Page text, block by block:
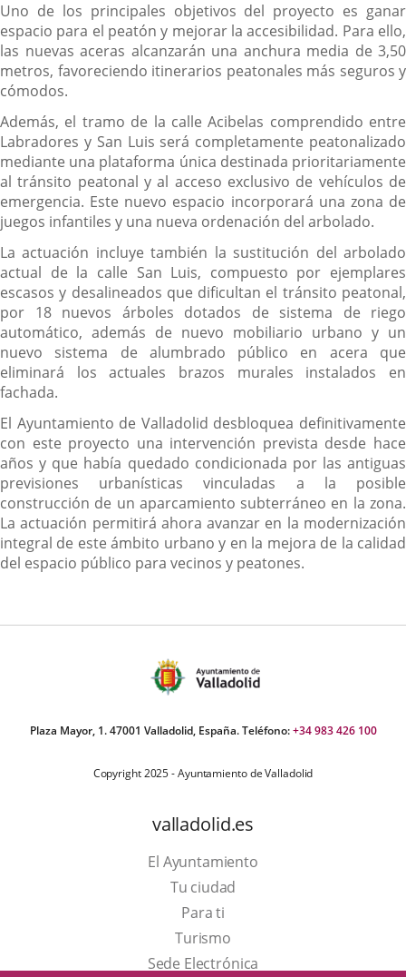
Uno de los principales objetivos del proyecto es ganar
espacio para el peatón y mejorar la accesibilidad. Para ello,
las nuevas aceras alcanzarán una anchura media de 3,50
metros, favoreciendo itinerarios peatonales más seguros y
cómodos.
Además, el tramo de la calle Acibelas comprendido entre
Labradores y San Luis será completamente peatonalizado
mediante una plataforma única destinada prioritariamente
al tránsito peatonal y al acceso exclusivo de vehículos de
emergencia. Este nuevo espacio incorporará una zona de
juegos infantiles y una nueva ordenación del arbolado.
La actuación incluye también la sustitución del arbolado
actual de la calle San Luis, compuesto por ejemplares
escasos y desalineados que dificultan el tránsito peatonal,
por 18 nuevos árboles dotados de sistema de riego
automático, además de nuevo mobiliario urbano y un
nuevo sistema de alumbrado público en acera que
eliminará los actuales brazos murales instalados en
fachada.
El Ayuntamiento de Valladolid desbloquea definitivamente
con este proyecto una intervención prevista desde hace
años y que había quedado condicionada por las antiguas
previsiones urbanísticas vinculadas a la posible
construcción de un aparcamiento subterráneo en la zona.
La actuación permitirá ahora avanzar en la modernización
integral de este ámbito urbano y en la mejora de la calidad
del espacio público para vecinos y peatones.
Plaza Mayor, 1. 47001 Valladolid, España. Teléfono:+34 983 426 100
Copyright 2025 - Ayuntamiento de Valladolid
valladolid.es
El Ayuntamiento
Tu ciudad
Para ti
TurismoEste
enlace
Sede Electrónica